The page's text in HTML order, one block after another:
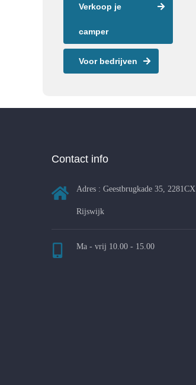
Verkoop je
camper
Voor bedrijven
Contact info
Adres : Geestbrugkade 35, 2281CX
Rijswijk
Ma - vrij 10.00 - 15.00